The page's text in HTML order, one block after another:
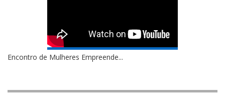
Encontro de Mulheres Empreende...